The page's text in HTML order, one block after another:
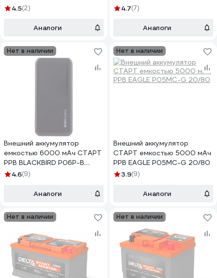
P10M-SB 10/100
4.5(2)
Аналоги
10/100
4.7(7)
Аналоги
Нет в наличии
Внешний аккумулятор
емкостью 6000 мАч СТАРТ
PPB BLACKBIRD P06P-B
10/100
4.6(9)
Аналоги
Нет в наличии
Внешний аккумулятор
СТАРТ емкостью 5000 мАч
PPB EAGLE P05MC-G 20/80
3.9(9)
Аналоги
Нет в наличии Нет в наличии